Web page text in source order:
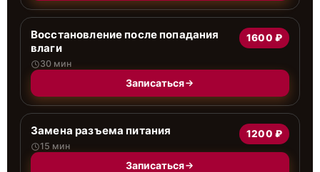
Восстановление после попадания
влаги
30 мин
1600 ₽
Записаться
Замена разъема питания
15 мин
1200 ₽
Записаться